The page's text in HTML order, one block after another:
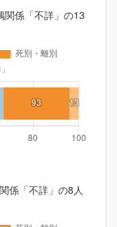
関係「不詳」の13
係「不詳」の8人